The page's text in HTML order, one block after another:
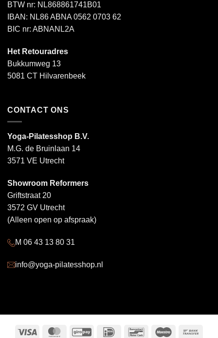
BTW nr: NL868861741B01
IBAN: NL86 ABNA 0562 0703 62
BIC nr: ABNANL2A
Het Retouradres
Bukkumweg 13
5081 CT Hilvarenbeek
CONTACT ONS
Yoga-Pilatesshop B.V.
M.G. de Bruinlaan 14
3571 VE Utrecht
Showroom Reformers
Griftstraat 20
3572 GV Utrecht
(Alleen open op afspraak)
M 06 43 13 80 31
info@yoga-pilatesshop.nl
Visa MasterCardGiroPay IDeal BancontactMaestro